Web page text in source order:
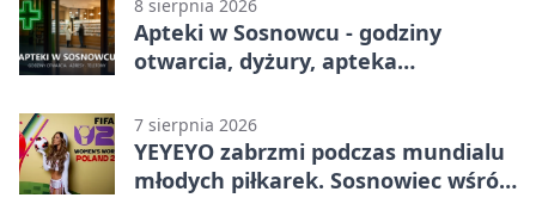
8 sierpnia 2026
Apteki w Sosnowcu - godziny
otwarcia, dyżury, apteka
7 sierpnia 2026
YEYEYO zabrzmi podczas mundialu
młodych piłkarek. Sosnowiec wśród